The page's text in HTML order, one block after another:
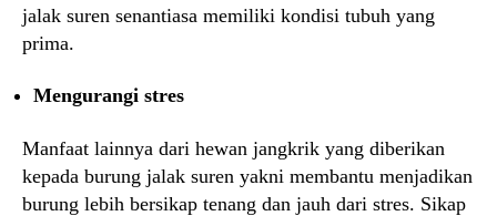
jalak suren senantiasa memiliki kondisi tubuh yang
prima.
Mengurangi stres
Manfaat lainnya dari hewan jangkrik yang diberikan
kepada burung jalak suren yakni membantu menjadikan
burung lebih bersikap tenang dan jauh dari stres. Sikap